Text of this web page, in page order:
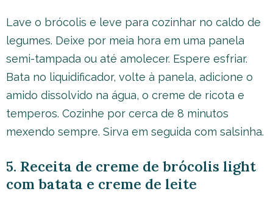
Lave o brócolis e leve para cozinhar no caldo de
legumes. Deixe por meia hora em uma panela
semi-tampada ou até amolecer. Espere esfriar.
Bata no liquidificador, volte à panela, adicione o
amido dissolvido na água, o creme de ricota e
temperos. Cozinhe por cerca de 8 minutos
mexendo sempre. Sirva em seguida com salsinha.
5. Receita de creme de brócolis light
com batata e creme de leite